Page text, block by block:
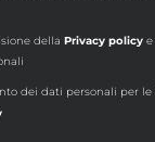
dellaPrivacy policy
dei dati personali per